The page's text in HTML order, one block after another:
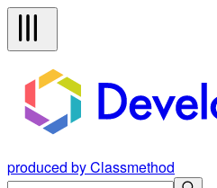
produced by Classmethod